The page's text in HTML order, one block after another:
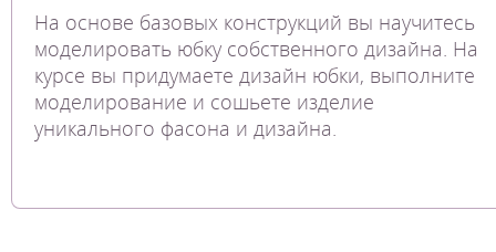
На основе базовых конструкций вы научитесь
моделировать юбку собственного дизайна. На
курсе вы придумаете дизайн юбки, выполните
моделирование и сошьете изделие
уникального фасона и дизайна.